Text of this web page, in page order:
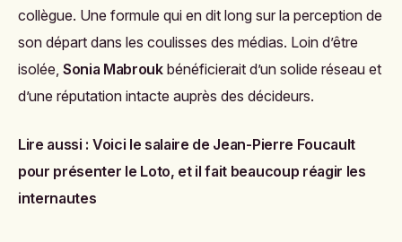
collègue. Une formule qui en dit long sur la perception de
son départ dans les coulisses des médias. Loin d’être
isolée, Sonia Mabroukbénéficierait d’un solide réseau et
d’une réputation intacte auprès des décideurs.
Lire aussi : Voici le salaire de Jean-Pierre Foucault
pour présenter le Loto, et il fait beaucoup réagir les
internautes